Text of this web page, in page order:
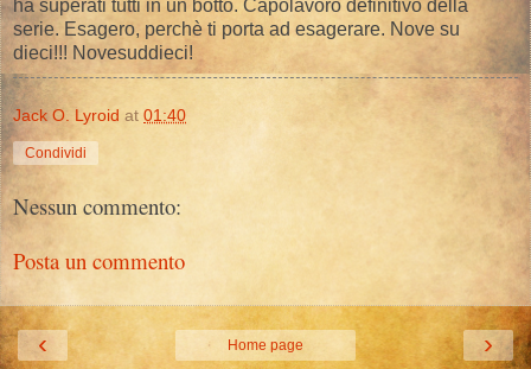
ha superati tutti in un botto. Capolavoro definitivo della
serie. Esagero, perchè ti porta ad esagerare. Nove su
dieci!!! Novesuddieci!
Jack O. Lyroid at 01:40
Condividi
Nessun commento:
Posta un commento
‹ ›
Home page